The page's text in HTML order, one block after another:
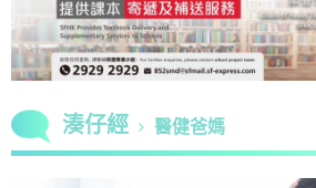
湊仔經 醫健爸媽